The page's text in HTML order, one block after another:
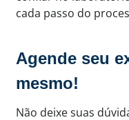
cada passo do
Agende seu
mesmo!
Não deixe suas